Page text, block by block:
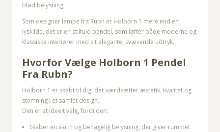
blød belysning.
Som designer lampe fra Rubn er Holborn 1 mere end en
lyskilde, det er en stilfuld pendel, som løfter både moderne og
klassiske interiører med sit elegante, svævende udtryk.
Hvorfor Vælge Holborn 1 Pendel
Fra Rubn?
Holborn 1 er skabt til dig, der værdsætter æstetik, kvalitet og
stemning i ét samlet design.
Den er et ideelt valg, fordi den:
Skaber en varm og behagelig belysning, der giver rummet